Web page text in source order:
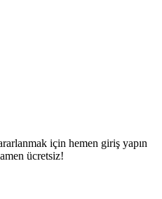
için hemen giriş yapın
ücretsiz!